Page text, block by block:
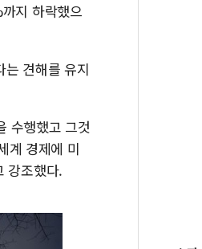
지 하락했으
는 견해를 유지
수행했고 그것
계 경제에 미
강조했다.